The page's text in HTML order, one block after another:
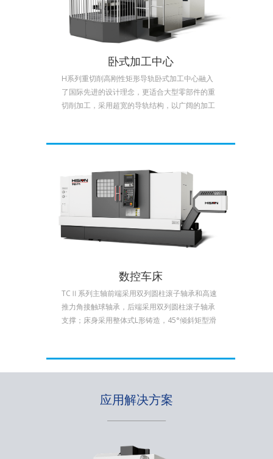
卧式加工中心
H系列重切削高刚性矩形导轨卧式加工中心融入
了国际先进的设计理念，更适合大型零部件的重
切削加工，采用超宽的导轨结构，以广阔的加工
数控车床
TCⅡ系列主轴前端采用双列圆柱滚子轴承和高速
推力角接触球轴承，后端采用双列圆柱滚子轴承
支撑；床身采用整体式L形铸造，45°倾斜矩型滑
于汽车零部件、五金、能源等各种机加工行业。
应用解决方案